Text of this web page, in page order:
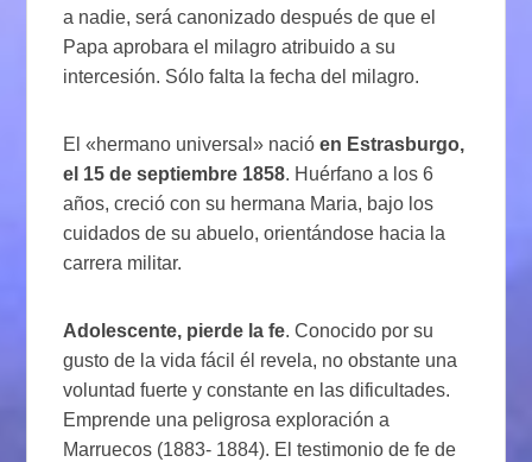
a nadie, será canonizado después de que el
Papa aprobara el milagro atribuido a su
intercesión. Sólo falta la fecha del milagro.
El «hermano universal» nacióen Estrasburgo,
el 15 de septiembre 1858. Huérfano a los 6
años, creció con su hermana Maria, bajo los
cuidados de su abuelo, orientándose hacia la
carrera militar.
Adolescente, pierde la fe. Conocido por su
gusto de la vida fácil él revela, no obstante una
voluntad fuerte y constante en las dificultades.
Emprende una peligrosa exploración a
Marruecos (1883- 1884). El testimonio de fe de